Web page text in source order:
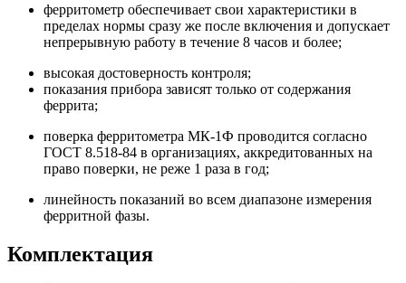
ферритометр обеспечивает свои характеристики в
пределах нормы сразу же после включения и допускает
непрерывную работу в течение 8 часов и более;
высокая достоверность контроля;
показания прибора зависят только от содержания
феррита;
поверка ферритометра МК-1Ф проводится согласно
ГОСТ 8.518-84 в организациях, аккредитованных на
право поверки, не реже 1 раза в год;
линейность показаний во всем диапазоне измерения
ферритной фазы.
Комплектация